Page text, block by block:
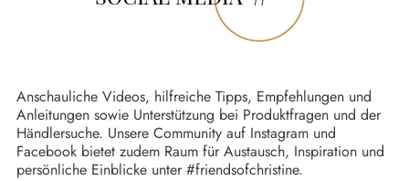
Anschauliche Videos, hilfreiche Tipps, Empfehlungen und
Anleitungen sowie Unterstützung bei Produktfragen und der
Händlersuche. Unsere Community auf Instagram und
Facebook bietet zudem Raum für Austausch, Inspiration und
persönliche Einblicke unter #friendsofchristine.